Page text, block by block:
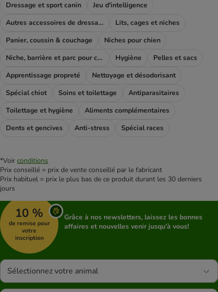
Dressage et sport canin
Jeu d'intelligence
Autres accessoires de dressage
Lits, cages et niches
Panier, coussin & couchage
Niches pour chien
Niche, barrière et parc pour chien
Hygiène
Pelles et sacs
Apprentissage propreté
Nettoyage et désodorisant
Spécial chiot
Soins et toilettage
Antiparasitaires
Toilettage et hygiène
Aliments complémentaires
Dents et gencives
Anti-stress Spécial races
*Voir conditions
Prix conseillé = prix de vente conseillé par le fabricant
Prix habituel = prix le plus bas de ce produit durant les 30 derniers
jours
10 %
de remise pour
votre
inscription
Grâce à nos newsletters, laissez les bonnes
affaires et nouvelles venir jusqu'à vous!
Sélectionnez votre animal